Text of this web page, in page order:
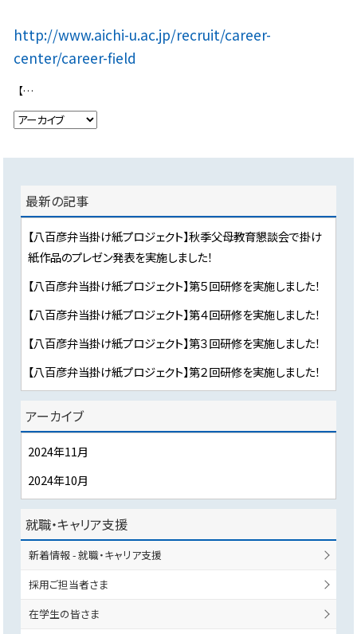
http://www.aichi-u.ac.jp/recruit/career-
center/career-field
【八百彦弁当掛け紙プロジェクト】第５回研修を実施しました！
最新の記事
【八百彦弁当掛け紙プロジェクト】秋季父母教育懇談会で掛け
紙作品のプレゼン発表を実施しました！
【八百彦弁当掛け紙プロジェクト】第５回研修を実施しました！
【八百彦弁当掛け紙プロジェクト】第４回研修を実施しました！
【八百彦弁当掛け紙プロジェクト】第３回研修を実施しました！
【八百彦弁当掛け紙プロジェクト】第２回研修を実施しました！
アーカイブ
2024年11月
2024年10月
就職・キャリア支援
新着情報 - 就職・キャリア支援
採用ご担当者さま
在学生の皆さま